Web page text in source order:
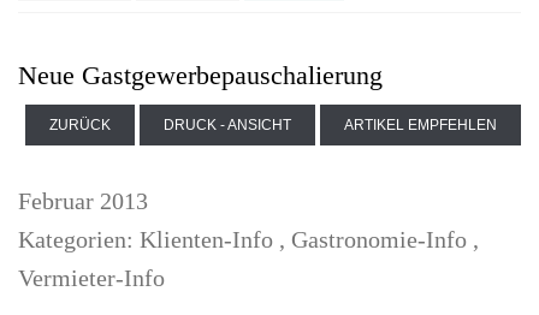
Neue Gastgewerbepauschalierung
ZURÜCK DRUCK - ANSICHT ARTIKEL EMPFEHLEN
Februar 2013
Kategorien: Klienten-Info , Gastronomie-Info ,
Vermieter-Info